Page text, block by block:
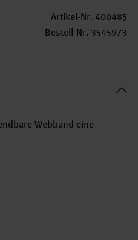
Artikel-Nr. 400485
Bestell-Nr. 3545973
Webband eine